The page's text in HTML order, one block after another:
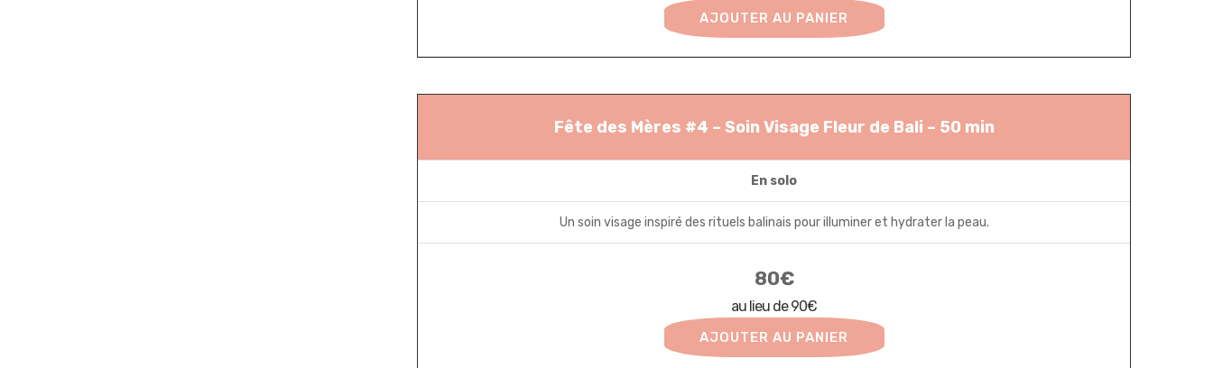
AJOUTER AU PANIER
Fête des Mères #4 – Soin Visage Fleur de Bali – 50 min
En solo
Un soin visage inspiré des rituels balinais pour illuminer et hydrater la peau.
80€
au lieu de 90€
AJOUTER AU PANIER